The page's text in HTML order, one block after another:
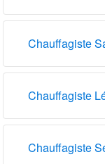
Chauffagiste
Chauffagiste
Chauffagiste